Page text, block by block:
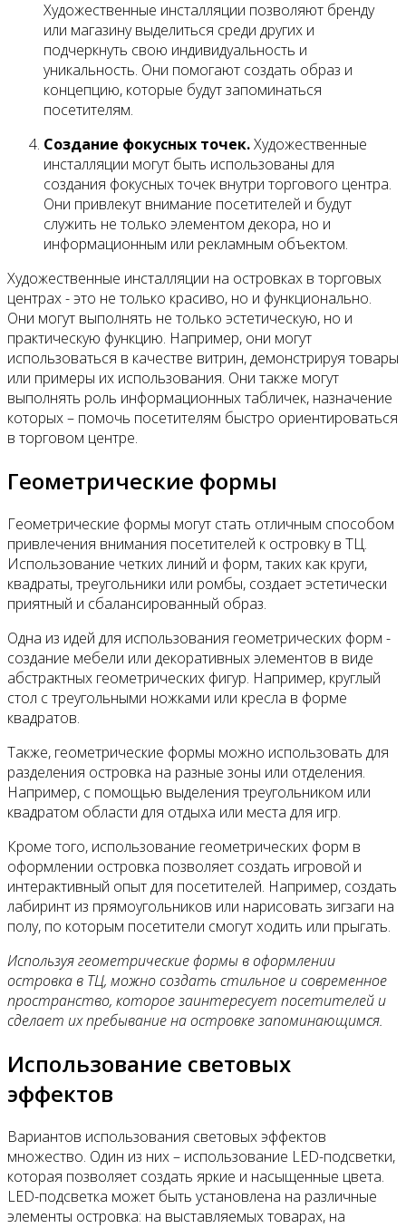
Художественные инсталляции позволяют бренду
или магазину выделиться среди других и
подчеркнуть свою индивидуальность и
уникальность. Они помогают создать образ и
концепцию, которые будут запоминаться
посетителям.
Создание фокусных точек.Художественные
инсталляции могут быть использованы для
создания фокусных точек внутри торгового центра.
Они привлекут внимание посетителей и будут
служить не только элементом декора, но и
информационным или рекламным объектом.
Художественные инсталляции на островках в торговых
центрах - это не только красиво, но и функционально.
Они могут выполнять не только эстетическую, но и
практическую функцию. Например, они могут
использоваться в качестве витрин, демонстрируя товары
или примеры их использования. Они также могут
выполнять роль информационных табличек, назначение
которых – помочь посетителям быстро ориентироваться
в торговом центре.
Геометрические формы
Геометрические формы могут стать отличным способом
привлечения внимания посетителей к островку в ТЦ.
Использование четких линий и форм, таких как круги,
квадраты, треугольники или ромбы, создает эстетически
приятный и сбалансированный образ.
Одна из идей для использования геометрических форм -
создание мебели или декоративных элементов в виде
абстрактных геометрических фигур. Например, круглый
стол с треугольными ножками или кресла в форме
квадратов.
Также, геометрические формы можно использовать для
разделения островка на разные зоны или отделения.
Например, с помощью выделения треугольником или
квадратом области для отдыха или места для игр.
Кроме того, использование геометрических форм в
оформлении островка позволяет создать игровой и
интерактивный опыт для посетителей. Например, создать
лабиринт из прямоугольников или нарисовать зигзаги на
полу, по которым посетители смогут ходить или прыгать.
Используя геометрические формы в оформлении
островка в ТЦ, можно создать стильное и современное
пространство, которое заинтересует посетителей и
сделает их пребывание на островке запоминающимся.
Использование световых
эффектов
Вариантов использования световых эффектов
множество. Один из них – использование LED-подсветки,
которая позволяет создать яркие и насыщенные цвета.
LED-подсветка может быть установлена на различные
элементы островка: на выставляемых товарах, на